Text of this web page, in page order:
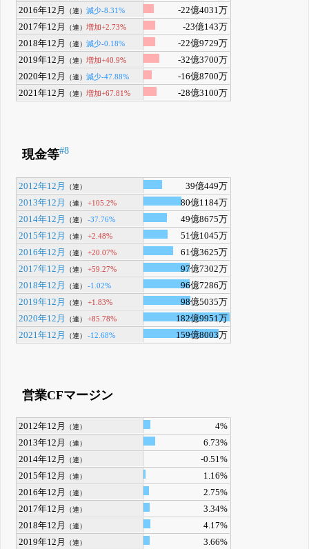
2016年12月
（連）減少-8.31%
-22億4031万
2017年12月
（連）増加+2.73%
-23億143万
2018年12月
（連）減少-0.18%
-22億9729万
2019年12月
（連）増加+40.9%
-32億3700万
2020年12月
（連）減少-47.88%
-16億8700万
2021年12月
（連）増加+67.81% -28億3100万
現金等#8
2012年12月 （連）
39億449万
2013年12月
（連） +105.2%
80億1184万
2014年12月
（連） -37.76%
49億8675万
2015年12月
（連） +2.48%
51億1045万
2016年12月
（連） +20.07%
61億3625万
2017年12月
（連） +59.27%
97億7302万
2018年12月
（連） -1.02%
96億7286万
2019年12月
（連） +1.83%
98億5035万
2020年12月
（連） +85.78%
182億9951万
2021年12月
（連） -12.68% 159億8003万
営業CFマージン
2012年12月 （連）
4%
2013年12月
（連）
6.73%
2014年12月
（連）
-0.51%
2015年12月
（連）
1.16%
2016年12月
（連）
2.75%
2017年12月
（連）
3.34%
2018年12月
（連）
4.17%
2019年12月
（連）
3.66%